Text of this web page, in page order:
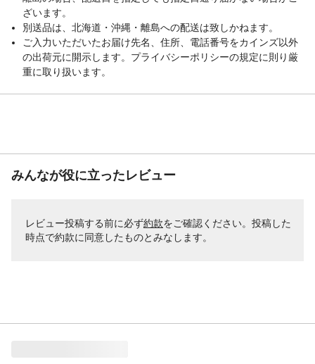
ざいます。
別送品は、北海道・沖縄・離島への配送は致しかねます。
ご入力いただいたお届け先名、住所、電話番号をカインズ以外
の出荷元に開示します。プライバシーポリシーの規定に則り厳
重に取り扱います。
みんなが役に立ったレビュー
レビュー投稿する前に必ず約款をご確認ください。投稿した
時点で約款に同意したものとみなします。